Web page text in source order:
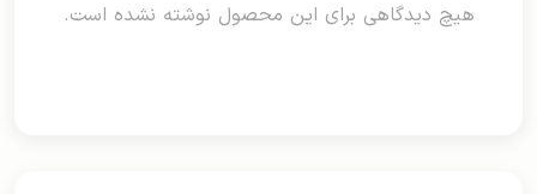
هیچ دیدگاهی برای این محصول نوشته نشده است.